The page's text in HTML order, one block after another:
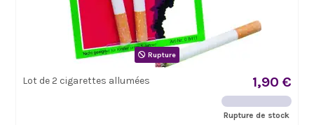
Rupture
Lot de 2 cigarettes allumées 1,90 €
Rupture de stock